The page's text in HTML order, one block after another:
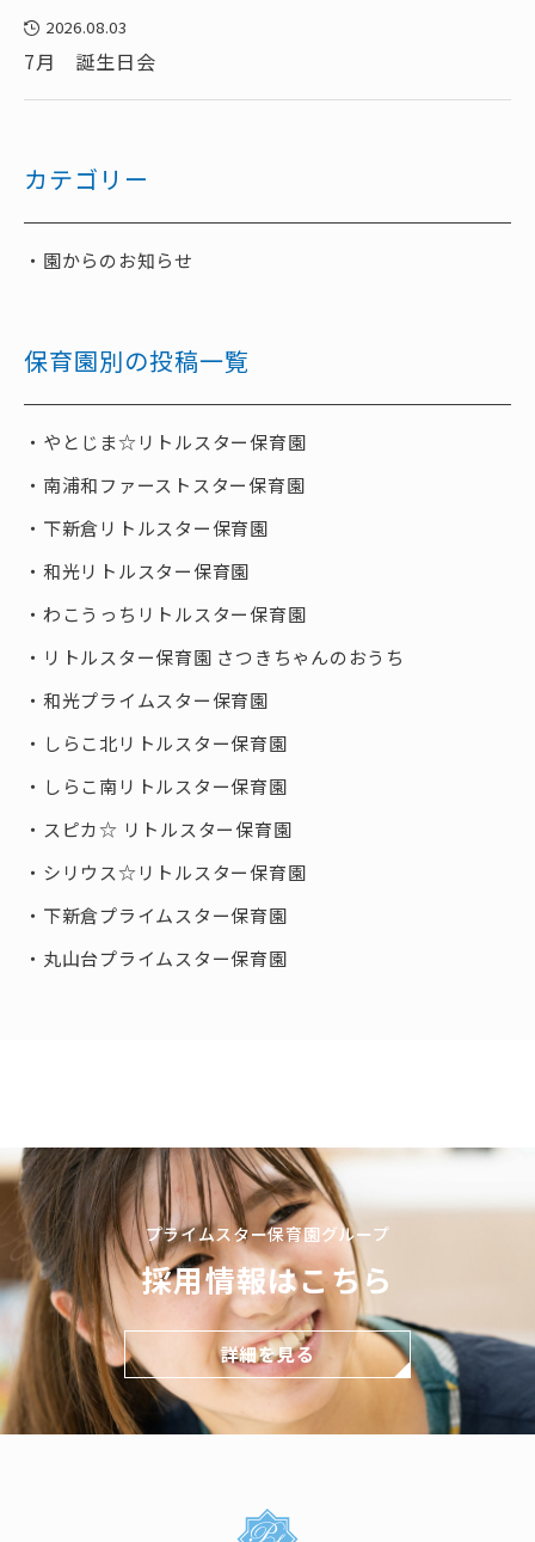
2026.08.03
7月 誕生日会
カテゴリー
園からのお知らせ
保育園別の投稿一覧
やとじま☆リトルスター保育園
南浦和ファーストスター保育園
下新倉リトルスター保育園
和光リトルスター保育園
わこうっちリトルスター保育園
リトルスター保育園 さつきちゃんのおうち
和光プライムスター保育園
しらこ北リトルスター保育園
しらこ南リトルスター保育園
スピカ☆ リトルスター保育園
シリウス☆リトルスター保育園
下新倉プライムスター保育園
丸山台プライムスター保育園
プライムスター保育園グループ
採用情報はこちら
詳細を見る